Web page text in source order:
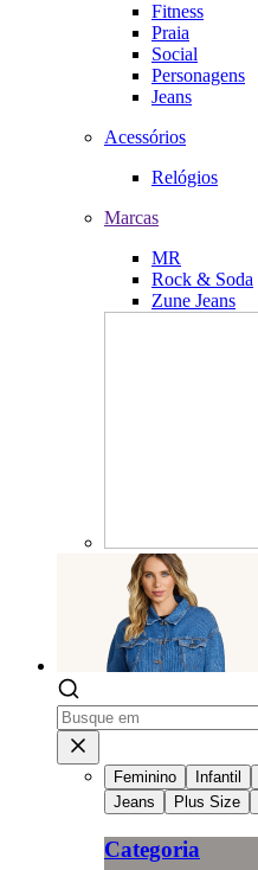
Fitness
Praia
Social
Personagens
Jeans
Acessórios
Relógios
Marcas
MR
Rock & Soda
Zune Jeans
Feminino Infantil
Jeans
Plus Size
Categoria